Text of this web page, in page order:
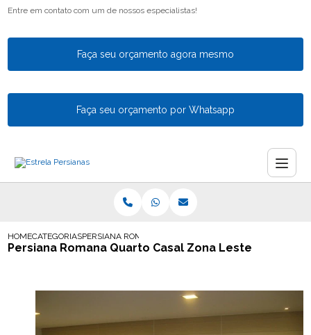
Entre em contato com um de nossos especialistas!
Faça seu orçamento agora mesmo
Faça seu orçamento por Whatsapp
HOMECATEGORIASPERSIANA ROMANA QUARTO CASAL ZONA LESTE
Persiana Romana Quarto Casal Zona Leste